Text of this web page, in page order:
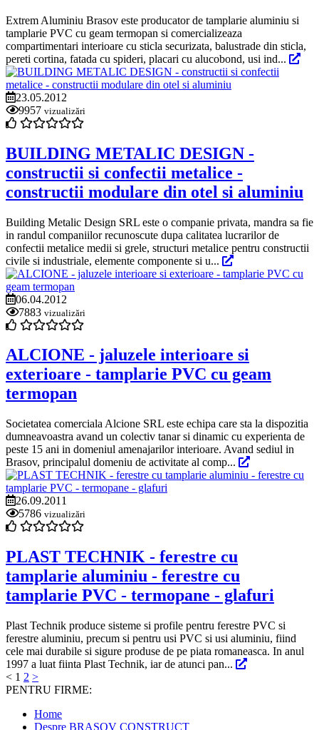
Extrem Aluminiu Brasov este producator de tamplarie aluminiu si
tamplarie PVC cu geam termopan si comercializeaza
compartimentari interioare cu sticla securizata, balustrade din sticla,
pereti cortina, fatada cu spideri, placari cu alucobond, usi ind...
23.05.2012
9957 vizualizări
BUILDING METALIC DESIGN -
constructii si confectii metalice -
constructii modulare din otel si aluminiu
Building Metalic Design SRL este o companie privata, mandra sa fie
in randul companiilor recunoscute dupa calitatea lucrarilor de
confectii metalice medii si grele, structuri metalice pentru constructii
civile si industriale, elemente componente si u...
06.04.2012
7883 vizualizări
ALCIONE - jaluzele interioare si
exterioare - tamplarie PVC cu geam
termopan
Societatea comerciala Alcione SRL este echipa care sta la dispozitia
dumneavoastra avand un colectiv tanar si dinamic cu experienta de
peste 15 ani in domeniul amenajarilor interioare. Avand sediul in
Brasov, principalul domeniu de activitate al comp...
26.09.2011
5786 vizualizări
PLAST TECHNIK - ferestre cu
tamplarie aluminiu - ferestre cu
tamplarie PVC - termopane - glafuri
Plast Technik produce sisteme si profile pentru ferestre PVC si
ferestre aluminiu, precum si pentru usi PVC si usi aluminiu, fiind
cele mai durabile si sigure produse de pe piata romaneasca. In anul
1997 a luat fiinta Plast Technik, iar de atunci pan...
< 1 2 >
PENTRU FIRME:
Home
Despre BRASOV CONSTRUCT